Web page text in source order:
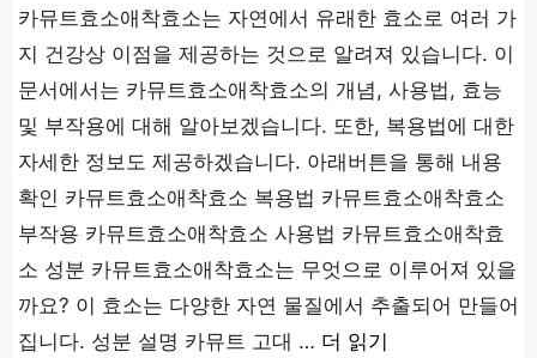
카뮤트효소애착효소는 자연에서 유래한 효소로 여러 가
지 건강상 이점을 제공하는 것으로 알려져 있습니다. 이
문서에서는 카뮤트효소애착효소의 개념, 사용법, 효능
및 부작용에 대해 알아보겠습니다. 또한, 복용법에 대한
자세한 정보도 제공하겠습니다. 아래버튼을 통해 내용
확인 카뮤트효소애착효소 복용법 카뮤트효소애착효소
부작용 카뮤트효소애착효소 사용법 카뮤트효소애착효
소 성분 카뮤트효소애착효소는 무엇으로 이루어져 있을
까요? 이 효소는 다양한 자연 물질에서 추출되어 만들어
집니다. 성분 설명 카뮤트 고대 … 더 읽기